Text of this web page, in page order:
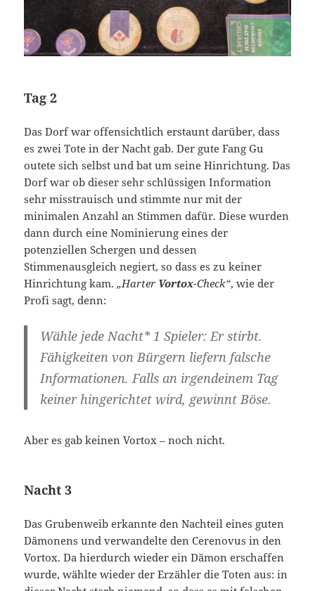
Tag 2
Das Dorf war offensichtlich erstaunt darüber, dass
es zwei Tote in der Nacht gab. Der gute Fang Gu
outete sich selbst und bat um seine Hinrichtung. Das
Dorf war ob dieser sehr schlüssigen Information
sehr misstrauisch und stimmte nur mit der
minimalen Anzahl an Stimmen dafür. Diese wurden
dann durch eine Nominierung eines der
potenziellen Schergen und dessen
Stimmenausgleich negiert, so dass es zu keiner
Hinrichtung kam.„Harter Vortox-Check“, wie der
Profi sagt, denn:
Wähle jede Nacht* 1 Spieler: Er stirbt.
Fähigkeiten von Bürgern liefern falsche
Informationen. Falls an irgendeinem Tag
keiner hingerichtet wird, gewinnt Böse.
Aber es gab keinen Vortox – noch nicht.
Nacht 3
Das Grubenweib erkannte den Nachteil eines guten
Dämonens und verwandelte den Cerenovus in den
Vortox. Da hierdurch wieder ein Dämon erschaffen
wurde, wählte wieder der Erzähler die Toten aus: in